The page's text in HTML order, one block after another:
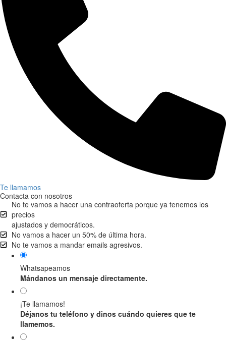
Te llamamos
Contacta con nosotros
No te vamos a hacer una contraoferta porque ya tenemos los
precios
ajustados y democráticos.
No vamos a hacer un 50% de última hora.
No te vamos a mandar emails agresivos.
Whatsapeamos
Mándanos un mensaje directamente.
¡Te llamamos!
Déjanos tu teléfono y dinos cuándo quieres que te
llamemos.